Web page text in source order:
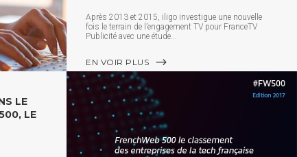
Après 2013 et 2015, iligo investigue une nouvelle
fois le terrain de l’engagement TV pour FranceTV
Publicité avec une étude
EN VOIR PLUS
LE
LE